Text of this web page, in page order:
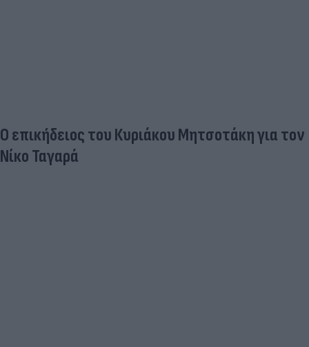
Ο επικήδειος του Κυριάκου Μητσοτάκη για τον
Νίκο Ταγαρά